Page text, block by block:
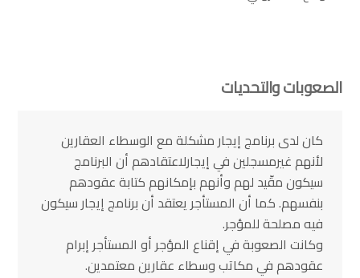
الصعوبات والتحديات
كان لدى برنامج إيجار مشكلة مع الوسطاء العقارين
لأنهم غيرمسجلين في إيجارلاعتقادهم أن البرنامج
سيكون مقّيد لهم وأنهم بإمكانهم كتابة عقودهم
بنفسهم. كما أن المستأجر يعتقد أن برنامج إيجار سيكون
فيه مصلحة للمؤجر.
وكانت الصعوبة في إقناع المؤجر أو المستأجر إبرام
عقودهم في مكاتب وسطاء عقارين معتمدين.